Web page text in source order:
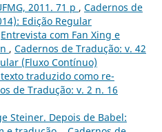
2011. 71 p , Cadernos de
Edição Regular
Entrevista com Fan Xing e
, Cadernos de Tradução: v. 42
(Fluxo Contínuo)
traduzido como re-
de Tradução: v. 2 n. 16
Steiner. Depois de Babel: